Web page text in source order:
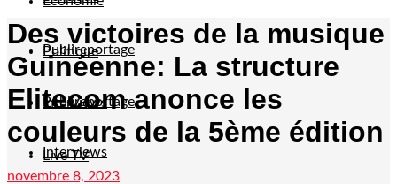
Publireportage
Interviews
Live TV
Politique
Publireportage
Interviews
Des victoires de la musique
Guinéenne: La structure
Elitecom anonce les
couleurs de la 5ème édition
novembre 8, 2023